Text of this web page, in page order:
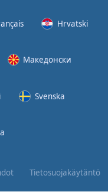
Hrvatski
Македонски
Svenska
Tietosuojakäytäntö